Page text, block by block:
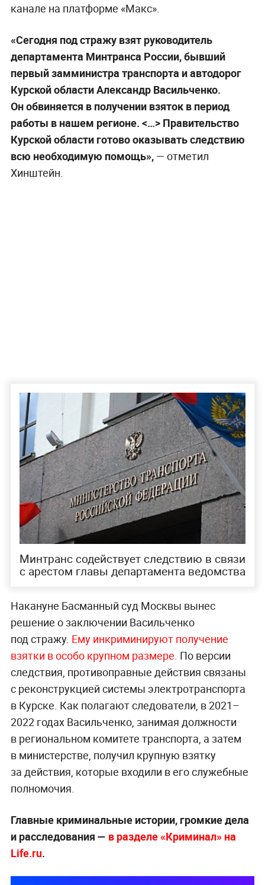
канале на платформе «Макс».
«Сегодня под стражу взят руководитель
департамента Минтранса России, бывший
первый замминистра транспорта и автодорог
Курской области Александр Васильченко.
Он обвиняется в получении взяток в период
работы в нашем регионе. <…> Правительство
Курской области готово оказывать следствию
всю необходимую помощь»,— отметил
Хинштейн.
Минтранс содействует следствию в связи
с арестом главы департамента ведомства
Накануне Басманный суд Москвы вынес
решение о заключении Васильченко
под стражу. Ему инкриминируют получение
взятки в особо крупном размере. По версии
следствия, противоправные действия связаны
с реконструкцией системы электротранспорта
в Курске. Как полагают следователи, в 2021–
2022 годах Васильченко, занимая должности
в региональном комитете транспорта, а затем
в министерстве, получил крупную взятку
за действия, которые входили в его служебные
полномочия.
Главные криминальные истории, громкие дела
и расследования — в разделе «Криминал» на
Life.ru.